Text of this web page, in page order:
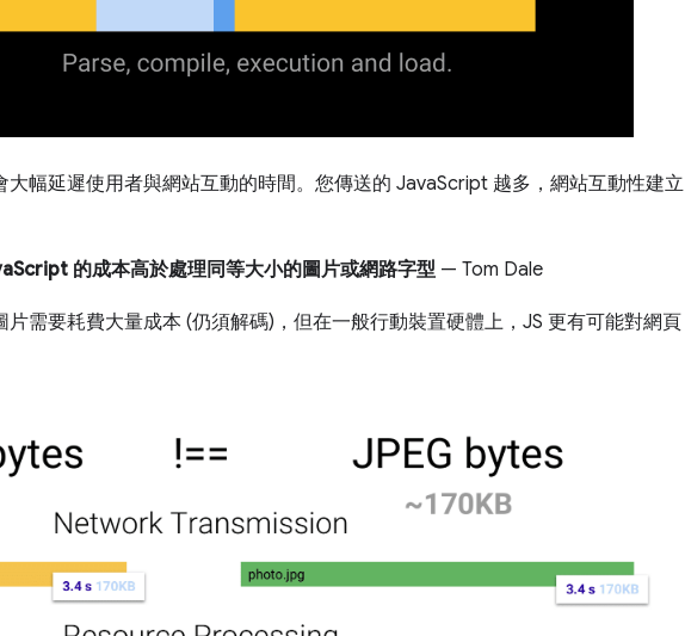
幅延遲使用者與網站互動的時間。您傳送的 JavaScript 越多，網站互動性建立
的成本高於處理同等大小的圖片或網路字型 — Tom Dale
需要耗費大量成本 (仍須解碼)，但在一般行動裝置硬體上，JS 更有可能對網頁